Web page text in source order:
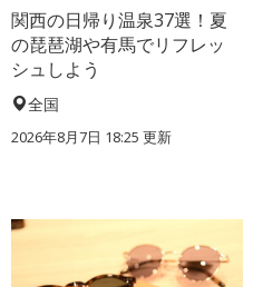
関西の日帰り温泉37選！夏
の琵琶湖や有馬でリフレッ
シュしよう
全国
2026年8月7日 18:25 更新